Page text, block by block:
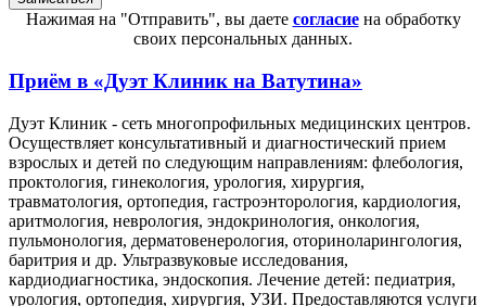
Нажимая на "Отправить", вы даете согласиена обработку
своих персональных данных.
Приём в «Дуэт Клиник на Ватутина»
Дуэт Клиник - сеть многопрофильных медицинских центров.
Осуществляет консультативный и диагностический прием
взрослых и детей по следующим направлениям: флебология,
проктология, гинекология, урология, хирургия,
травматология, ортопедия, гастроэнторология, кардиология,
аритмология, неврология, эндокринология, онкология,
пульмонология, дерматовенерология, оториноларингология,
баритрия и др. Ультразвуковые исследования,
кардиодиагностика, эндоскопия. Лечение детей: педиатрия,
урология, ортопедия, хирургия, УЗИ. Предоставляются услуги